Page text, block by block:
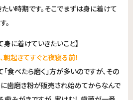
い時期です。そこでまずは身に着けて
。
身に着けていきたいこと】
起きてすぐと夜寝る前！
食べたら磨く」方が多いのですが、その
歯磨き粉が販売され始めてからなんで